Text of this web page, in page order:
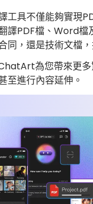
工具不僅能夠實現
譯PDF檔、Word檔
同，還是技術文檔
為您帶來更
至進行內容延伸。